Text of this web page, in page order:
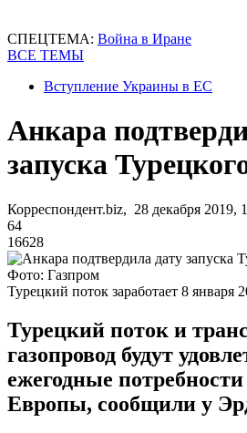
СПЕЦТЕМА: Война в Иране
ВСЕ ТЕМЫ
Вступление Украины в ЕС
Анкара
запуска
Корреспондент.biz, 28 декабря 2019,
64
16628
Фото: Газпром
Турецкий поток заработает 8 января
Турецкий поток и
газопровод будут
ежегодные
Европы, сообщили у